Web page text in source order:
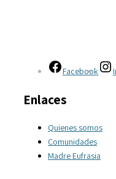
Facebook
Enlaces
Quienes somos
Comunidades
Madre Eufrasia